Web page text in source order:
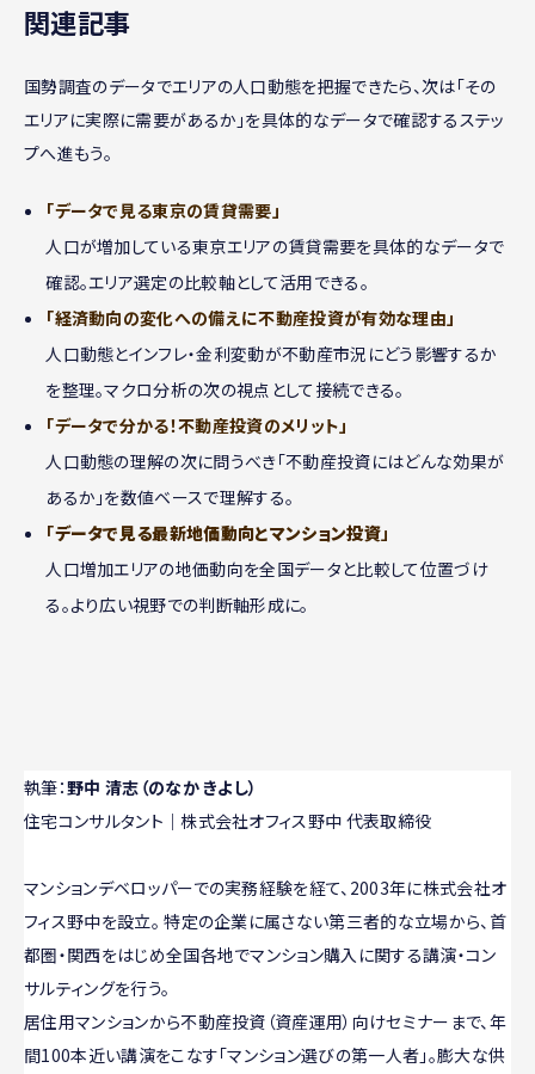
関連記事
国勢調査のデータでエリアの人口動態を把握できたら、次は「その
エリアに実際に需要があるか」を具体的なデータで確認するステッ
プへ進もう。
「データで見る東京の賃貸需要」
人口が増加している東京エリアの賃貸需要を具体的なデータで
確認。エリア選定の比較軸として活用できる。
「経済動向の変化への備えに不動産投資が有効な理由」
人口動態とインフレ・金利変動が不動産市況にどう影響するか
を整理。マクロ分析の次の視点として接続できる。
「データで分かる！不動産投資のメリット」
人口動態の理解の次に問うべき「不動産投資にはどんな効果が
あるか」を数値ベースで理解する。
「データで見る最新地価動向とマンション投資」
人口増加エリアの地価動向を全国データと比較して位置づけ
る。より広い視野での判断軸形成に。
執筆：野中 清志（のなか きよし）
住宅コンサルタント｜株式会社オフィス野中 代表取締役
マンションデベロッパーでの実務経験を経て、2003年に株式会社オ
フィス野中を設立。 特定の企業に属さない第三者的な立場から、首
都圏・関西をはじめ全国各地でマンション購入に関する講演・コン
サルティングを行う。
居住用マンションから不動産投資（資産運用）向けセミナーまで、年
間100本近い講演をこなす「マンション選びの第一人者」。膨大な供